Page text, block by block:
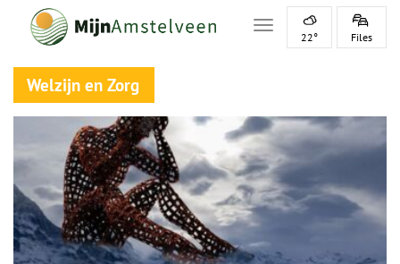
Toggle navigation
22° Files
Welzijn en Zorg